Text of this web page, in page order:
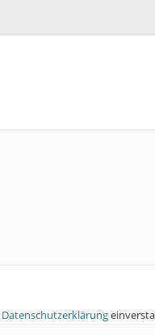
Datenschutzerklärung